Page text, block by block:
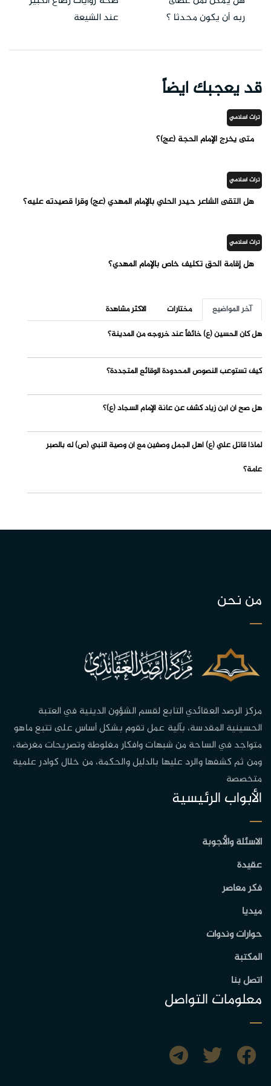
ربه أن يكون محدثا ؟
عند الشيعة
قد يعجبك ايضاً
تراث اسلامي
متى يخرج الإمام الحجة (عج)؟
تراث اسلامي
هل التقى الشاعر حيدر الحلي بالإمام المهدي (عج) وقرأ قصيدته عليه؟
تراث اسلامي
هل إقامة الحق تكليف خاص بالإمام المهدي؟
آخر المواضيع مختارات
الاكثر مشاهدة
هل كان الحسين (ع) خائفاً عند خروجه من المدينة؟
كيف تستوعب النصوص المحدودة الوقائع المتجددة؟
هل صح أن ابن زياد كشف عن عانة الإمام السجاد (ع)؟
لماذا قاتل علي (ع) أهل الجمل وصفين مع أن وصية النبي (ص) له بالصبر
عامة؟
من نحن
مركز الرصد العقائدي التابع لقسم الشؤون الدينية في العتبة
الحسينية المقدسة، بآلية عمل تقوم بشكل أساس على تتبع ماهو
متواجد في الساحة من شبهات وافكار مغلوطة وتصريحات مغرضة،
ومن ثم كشفها والرد عليها بالدليل والحكمة، من خلال كوادر علمية
متخصصة
الأبواب الرئيسية
الاسئلة والأجوبة
عقيدة
فكر معاصر
ميديا
حوارات وندوات
المكتبة
اتصل بنا
معلومات التواصل